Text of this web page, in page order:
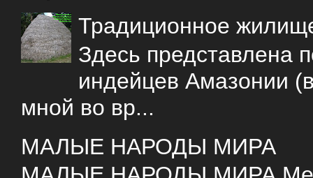
Традиционное
Здесь представлена
индейцев Амазонии
мной во вр...
МАЛЫЕ НАРОДЫ МИРА